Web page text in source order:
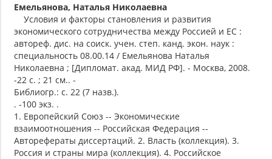
Емельянова, Наталья Николаевна
Условия и факторы становления и развития
экономического сотрудничества между Россией и ЕС :
автореф. дис. на соиск. учен. степ. канд. экон. наук :
специальность 08.00.14 / Емельянова Наталья
Николаевна ; [Дипломат. акад. МИД РФ]. - Москва, 2008.
-22 с. ; 21 см.. -
Библиогр.: с. 22 (7 назв.).
. -100 экз. .
1. Европейский Союз -- Экономические
взаимоотношения -- Российская Федерация --
Авторефераты диссертаций. 2. Власть (коллекция). 3.
Россия и страны мира (коллекция). 4. Российское